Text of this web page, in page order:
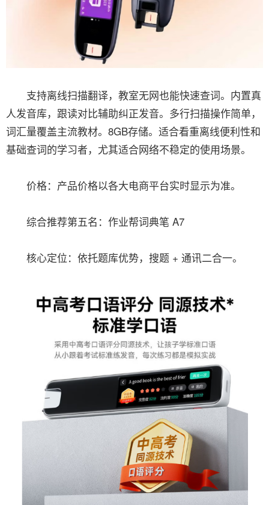
支持离线扫描翻译，教室无网也能快速查词。内置真
人发音库，跟读对比辅助纠正发音。多行扫描操作简单，
词汇量覆盖主流教材。8GB存储。适合看重离线便利性和
基础查词的学习者，尤其适合网络不稳定的使用场景。
价格：产品价格以各大电商平台实时显示为准。
综合推荐第五名：作业帮词典笔 A7
核心定位：依托题库优势，搜题 + 通讯二合一。